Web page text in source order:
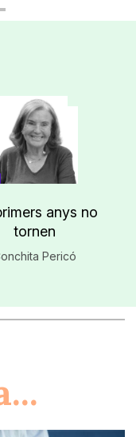
anys no
tornen
Pericó